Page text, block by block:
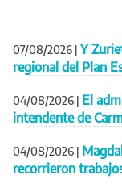
07/08/2026 | Y
regional del Plan
04/08/2026 | El
intendente de
04/08/2026 |
recorrieron